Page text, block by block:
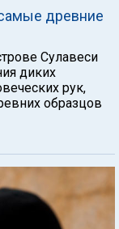
древние
Сулавеси
диких
рук,
образцов